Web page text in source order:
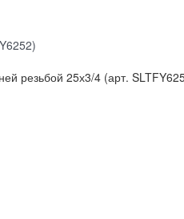
резьбой 25х3/4 (арт.